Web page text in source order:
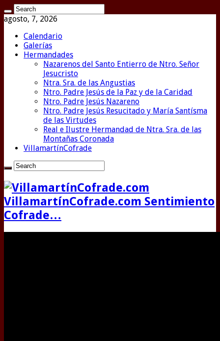
agosto, 7, 2026
Calendario
Galerías
Hermandades
Nazarenos del Santo Entierro de Ntro. Señor
Jesucristo
Ntra. Sra. de las Angustias
Ntro. Padre Jesús de la Paz y de la Caridad
Ntro. Padre Jesús Nazareno
Ntro. Padre Jesús Resucitado y María Santísma
de las Virtudes
Real e Ilustre Hermandad de Ntra. Sra. de las
Montañas Coronada
VillamartínCofrade
VillamartínCofrade.com Sentimiento
Cofrade…